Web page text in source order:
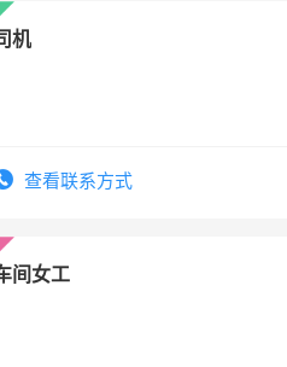
机
查看联系方式
间女工